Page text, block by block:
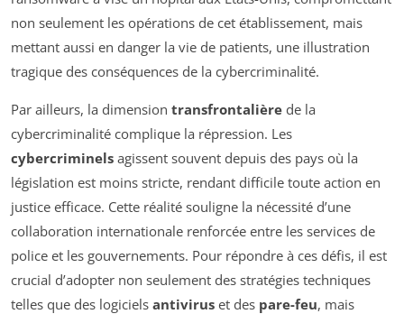
non seulement les opérations de cet établissement, mais
mettant aussi en danger la vie de patients, une illustration
tragique des conséquences de la cybercriminalité.
Par ailleurs, la dimension transfrontalière de la
cybercriminalité complique la répression. Les
cybercriminels agissent souvent depuis des pays où la
législation est moins stricte, rendant difficile toute action en
justice efficace. Cette réalité souligne la nécessité d’une
collaboration internationale renforcée entre les services de
police et les gouvernements. Pour répondre à ces défis, il est
crucial d’adopter non seulement des stratégies techniques
telles que des logiciels antivirus et des pare-feu, mais